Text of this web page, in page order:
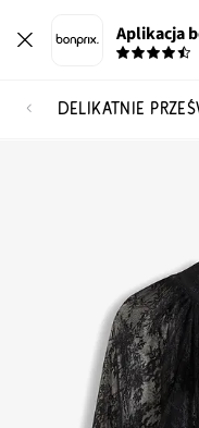
Aplikacja